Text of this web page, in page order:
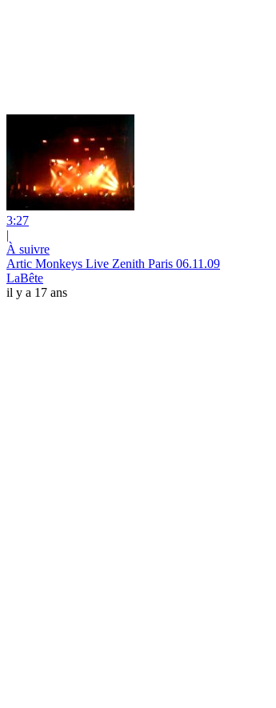
3:27
|
À suivre
Artic Monkeys Live Zenith Paris 06.11.09
LaBête
il y a 17 ans